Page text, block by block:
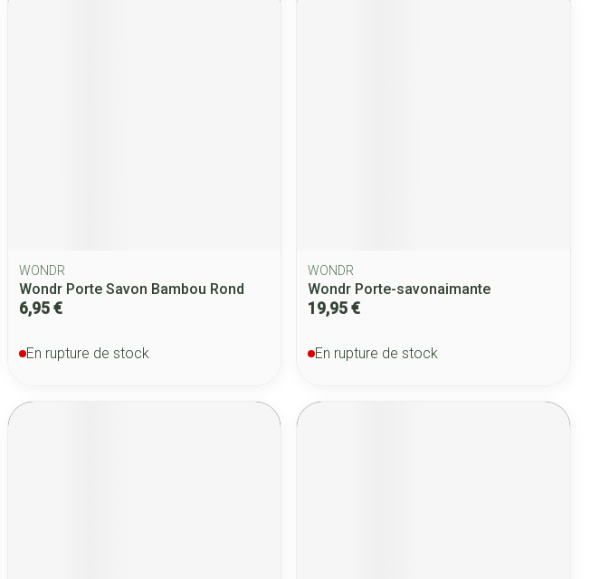
WONDR
Wondr Porte Savon Bambou Rond
6,95 €
En rupture de stock
WONDR
Wondr Porte-savonaimante
19,95 €
En rupture de stock